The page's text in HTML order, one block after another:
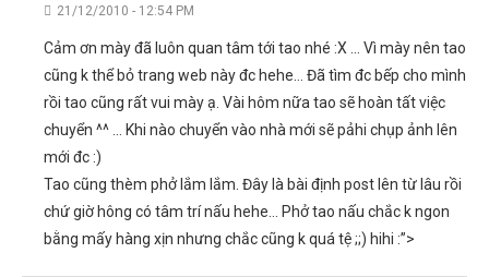
21/12/2010 - 12:54 PM
Cảm ơn mày đã luôn quan tâm tới tao nhé :X … Vì mày nên tao
cũng k thể bỏ trang web này đc hehe… Đã tìm đc bếp cho mình
rồi tao cũng rất vui mày ạ. Vài hôm nữa tao sẽ hoàn tất việc
chuyển ^^ … Khi nào chuyển vào nhà mới sẽ pảhi chụp ảnh lên
mới đc :)
Tao cũng thèm phở lắm lắm. Đây là bài định post lên từ lâu rồi
chứ giờ hông có tâm trí nấu hehe… Phở tao nấu chắc k ngon
bằng mấy hàng xịn nhưng chắc cũng k quá tệ ;;) hihi :”>